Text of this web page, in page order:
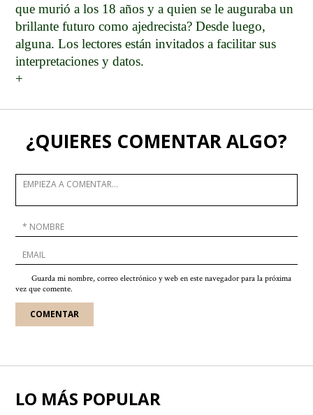
que murió a los 18 años y a quien se le auguraba un
brillante futuro como ajedrecista? Desde luego,
alguna. Los lectores están invitados a facilitar sus
interpretaciones y datos.
+
¿QUIERES COMENTAR ALGO?
Guarda mi nombre, correo electrónico y web en este navegador para la próxima
vez que comente.
LO MÁS POPULAR